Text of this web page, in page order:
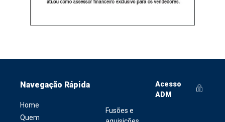
Navegação Rápida
Home
Quem
Fusões e
Acesso
ADM